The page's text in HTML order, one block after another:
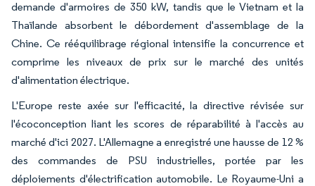
demande d'armoires de 350 kW, tandis que le Vietnam et la
Thaïlande absorbent le débordement d'assemblage de la
Chine. Ce rééquilibrage régional intensifie la concurrence et
comprime les niveaux de prix sur le marché des unités
d'alimentation électrique.
L'Europe reste axée sur l'efficacité, la directive révisée sur
l'écoconception liant les scores de réparabilité à l'accès au
marché d'ici 2027. L'Allemagne a enregistré une hausse de 12 %
des commandes de PSU industrielles, portée par les
déploiements d'électrification automobile. Le Royaume-Uni a